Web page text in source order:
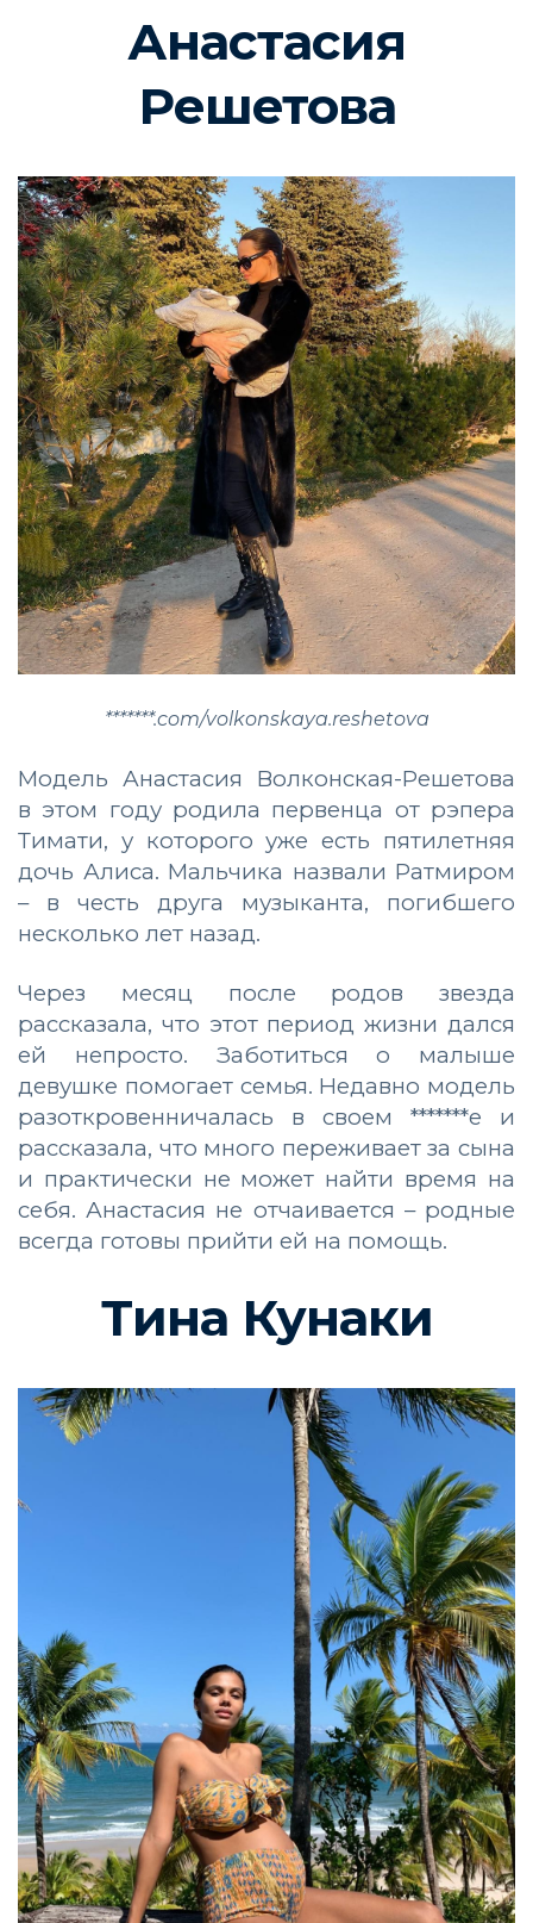
Анастасия
Решетова
*******.com/volkonskaya.reshetova
Модель Анастасия Волконская-Решетова
в этом году родила первенца от рэпера
Тимати, у которого уже есть пятилетняя
дочь Алиса. Мальчика назвали Ратмиром
– в честь друга музыканта, погибшего
несколько лет назад.
Через месяц после родов звезда
рассказала, что этот период жизни дался
ей непросто. Заботиться о малыше
девушке помогает семья. Недавно модель
разоткровенничалась в своем *******е и
рассказала, что много переживает за сына
и практически не может найти время на
себя. Анастасия не отчаивается – родные
всегда готовы прийти ей на помощь.
Тина Кунаки